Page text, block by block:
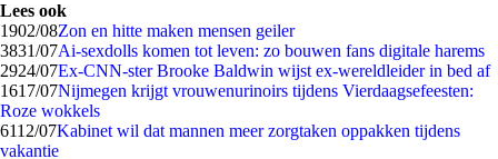
Lees ook
1902/08Zon en hitte maken mensen geiler
3831/07Ai-sexdolls komen tot leven: zo bouwen fans digitale harems
2924/07Ex-CNN-ster Brooke Baldwin wijst ex-wereldleider in bed af
1617/07Nijmegen krijgt vrouwenurinoirs tijdens Vierdaagsefeesten:
Roze wokkels
6112/07Kabinet wil dat mannen meer zorgtaken oppakken tijdens
vakantie